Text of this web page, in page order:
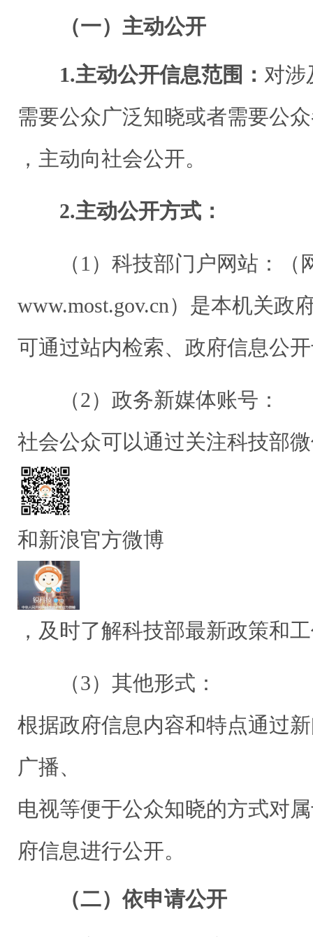
（一）主动公开
1.主动公开信息范围： 对涉
需要公众广泛知晓或者需要公
，主动向社会公开。
2.主动公开方式：
（1）科技部门户网站：（
www.most.gov.cn）是本机关政
可通过站内检索、政府信息公
（2）政务新媒体账号：
社会公众可以通过关注科技部
和新浪官方微博
，及时了解科技部最新政策和
（3）其他形式：
根据政府信息内容和特点通过
广播、
电视等便于公众知晓的方式对
府信息进行公开。
（二）依申请公开